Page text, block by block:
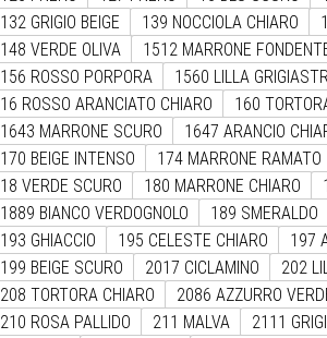
132 GRIGIO BEIGE
139 NOCCIOLA CHIARO
148 VERDE OLIVA
1512 MARRONE
156 ROSSO PORPORA
1560 LILLA
16 ROSSO ARANCIATO CHIARO
160
1643 MARRONE SCURO
1647 ARANCIO
170 BEIGE INTENSO
174 MARRONE RAMATO
18 VERDE SCURO
180 MARRONE CHIARO
1889 BIANCO VERDOGNOLO
189 SMERALDO
193 GHIACCIO
195 CELESTE CHIARO 197
199 BEIGE SCURO
2017 CICLAMINO 202
208 TORTORA CHIARO
2086 AZZURRO
210 ROSA PALLIDO
211 MALVA 2111